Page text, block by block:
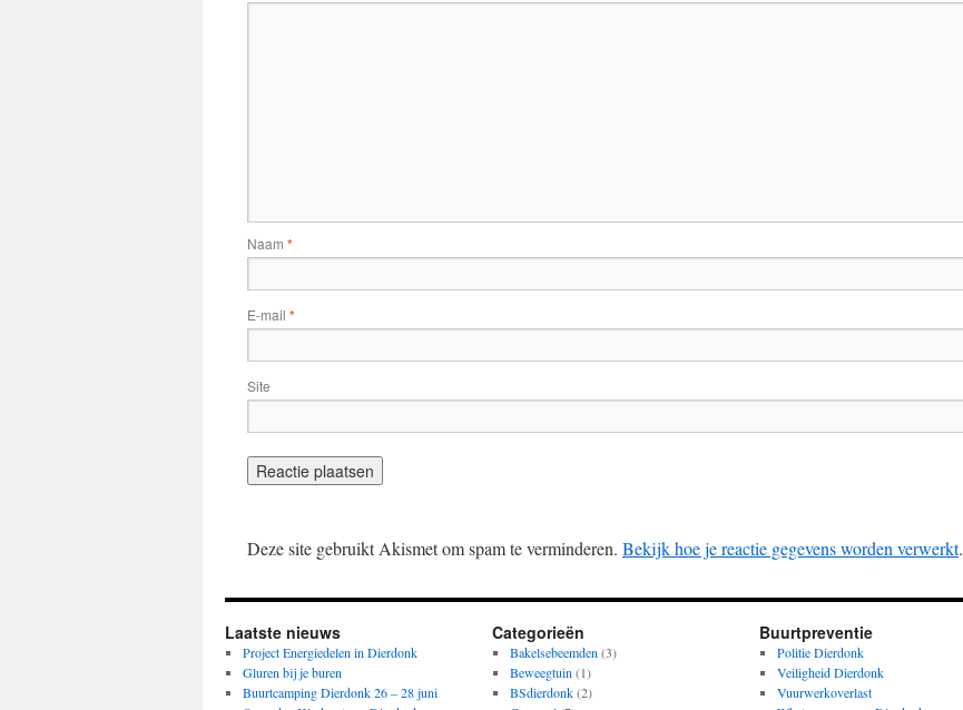
Naam *
E-mail *
Site
Deze site gebruikt Akismet om spam te verminderen. Bekijk hoe je reactie gegevens worden verwerkt.
Laatste nieuws
Project Energiedelen in Dierdonk
Gluren bij je buren
Buurtcamping Dierdonk 26 – 28 juni
Categorieën
Bakelsebeemden (3)
Beweegtuin (1)
BSdierdonk(2)
Buurtpreventie
Politie Dierdonk
Veiligheid Dierdonk
Vuurwerkoverlast